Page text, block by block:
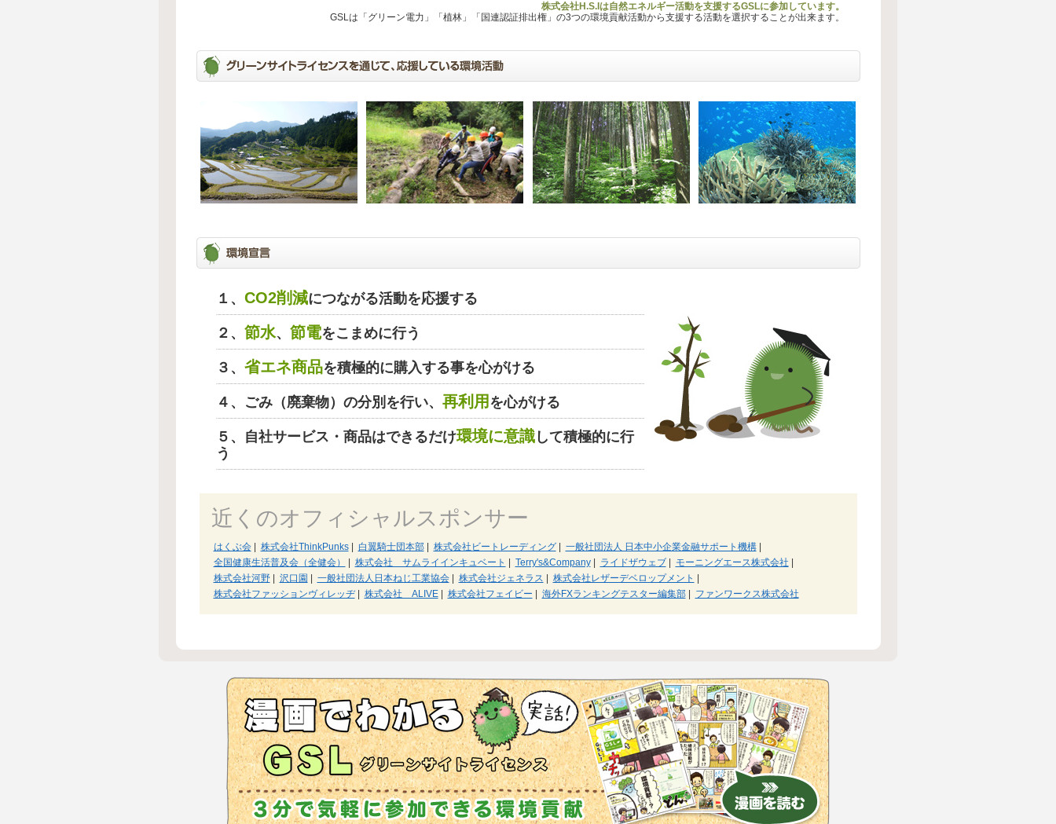
株式会社H.S.Iは自然エネルギー活動を支援するGSLに参加しています。
GSLは「グリーン電力」「植林」「国連認証排出権」の3つの環境貢献活動から支援する活動を選択することが出来ます。
１、 CO2削減につながる活動を応援する
２、 節水、 節電をこまめに行う
３、 省エネ商品を積極的に購入する事を心がける
４、ごみ（廃棄物）の分別を行い、 再利用 を心がける
５、自社サービス・商品はできるだけ環境に意識して積極的に行
う
近くのオフィシャルスポンサー
はくぶ会| 株式会社ThinkPunks| 白翼騎士団本部| 株式会社ビートレーディング| 一般社団法人 日本中小企業金融サポート機構|
全国健康生活普及会（全健会）
株式会社 サムライインキュベート Terry's&Company| ライドザウェブ| モーニングエース株式会社
株式会社河野| 沢口園 一般社団法人日本ねじ工業協会| 株式会社ジェネラス 株式会社レザーデベロップメント
株式会社ファッションヴィレッヂ| 株式会社 ALIVE| 株式会社フェイビー 海外FXランキングテスター編集部| ファンワークス株式会社